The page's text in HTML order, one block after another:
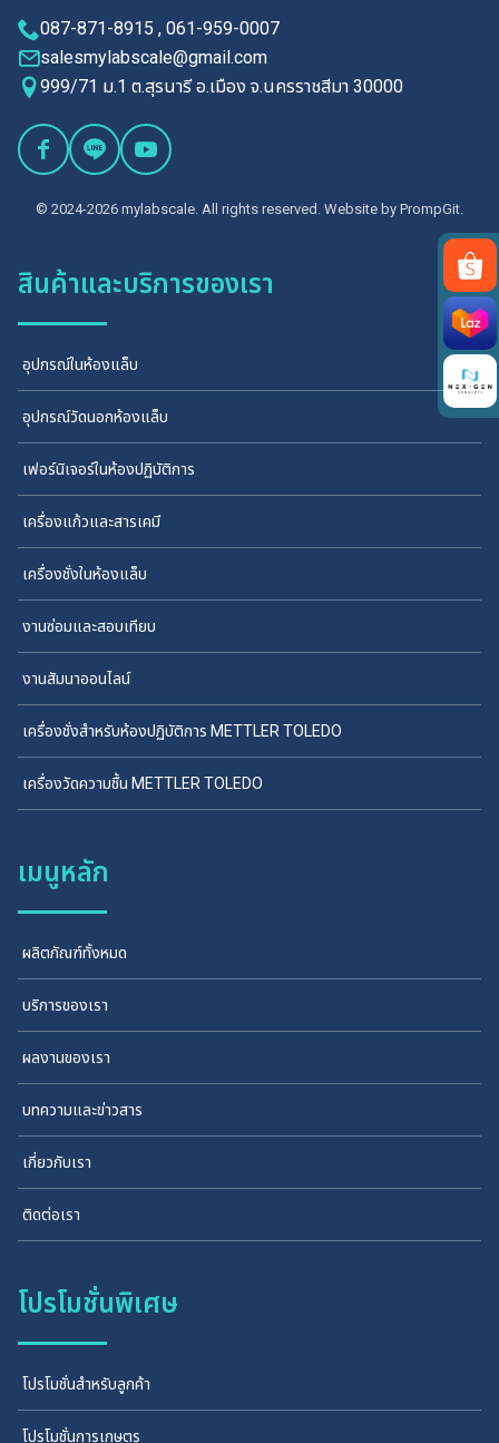
087-871-8915 , 061-959-0007
salesmylabscale@gmail.com
999/71 ม.1 ต.สุรนารี อ.เมือง จ.นครราชสีมา 30000
© 2024-2026 mylabscale. All rights reserved. Website by PrompGit.
สินค้าและบริการของเรา
อุปกรณ์ในห้องแล็บ
อุปกรณ์วัดนอกห้องแล็บ
เฟอร์นิเจอร์ในห้องปฏิบัติการ
เครื่องแก้วและสารเคมี
เครื่องชั่งในห้องแล็บ
งานซ่อมและสอบเทียบ
งานสัมนาออนไลน์
เครื่องชั่งสำหรับห้องปฏิบัติการ METTLER TOLEDO
เครื่องวัดความชื้น METTLER TOLEDO
เมนูหลัก
ผลิตภัณฑ์ทั้งหมด
บริการของเรา
ผลงานของเรา
บทความและข่าวสาร
เกี่ยวกับเรา
ติดต่อเรา
โปรโมชั่นพิเศษ
โปรโมชั่นสำหรับลูกค้า
โปรโมชั่นการเกษตร